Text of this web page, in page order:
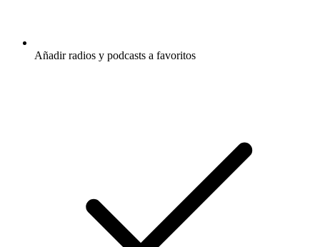
Añadir radios y podcasts a favoritos